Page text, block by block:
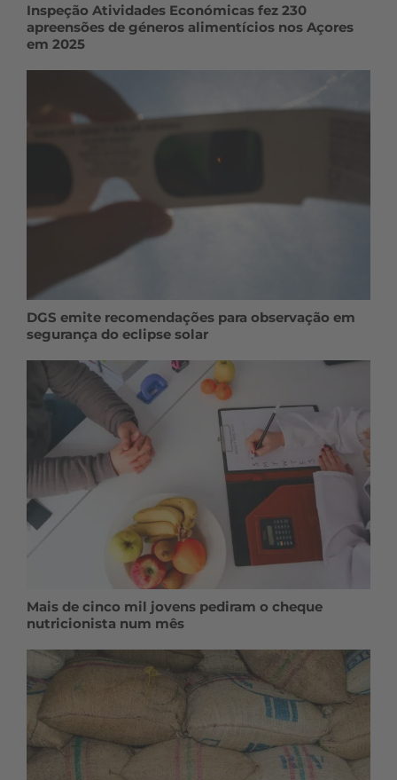
Inspeção Atividades Económicas fez 230
apreensões de géneros alimentícios nos Açores
em 2025
DGS emite recomendações para observação em
segurança do eclipse solar
Mais de cinco mil jovens pediram o cheque
nutricionista num mês